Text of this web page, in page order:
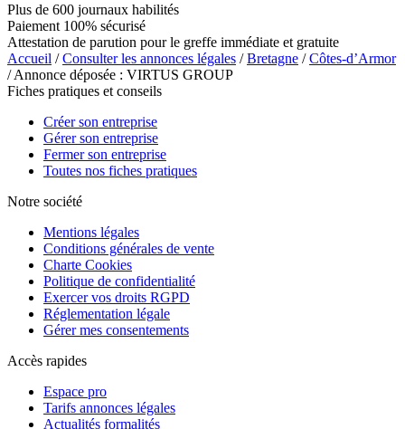
Plus de 600 journaux habilités
Paiement 100% sécurisé
Attestation de parution pour le greffe immédiate et gratuite
Accueil /Consulter les annonces légales /Bretagne /Côtes-d’Armor
/ Annonce déposée : VIRTUS GROUP
Fiches pratiques et conseils
Créer son entreprise
Gérer son entreprise
Fermer son entreprise
Toutes nos fiches pratiques
Notre société
Mentions légales
Conditions générales de vente
Charte Cookies
Politique de confidentialité
Exercer vos droits RGPD
Réglementation légale
Gérer mes consentements
Accès rapides
Espace pro
Tarifs annonces légales
Actualités formalités